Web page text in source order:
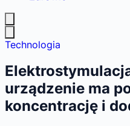
Technologia
urządzenie ma
koncentrację i